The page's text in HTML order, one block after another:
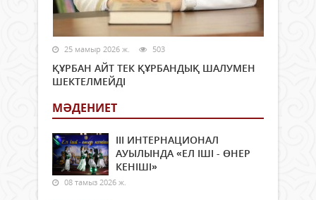
25 мамыр 2026 ж. 503
ҚҰРБАН АЙТ ТЕК ҚҰРБАНДЫҚ ШАЛУМЕН
ШЕКТЕЛМЕЙДІ
МӘДЕНИЕТ
ІІІ ИНТЕРНАЦИОНАЛ
АУЫЛЫНДА «ЕЛ ІШІ - ӨНЕР
КЕНІШІ»
08 тамыз 2026 ж.